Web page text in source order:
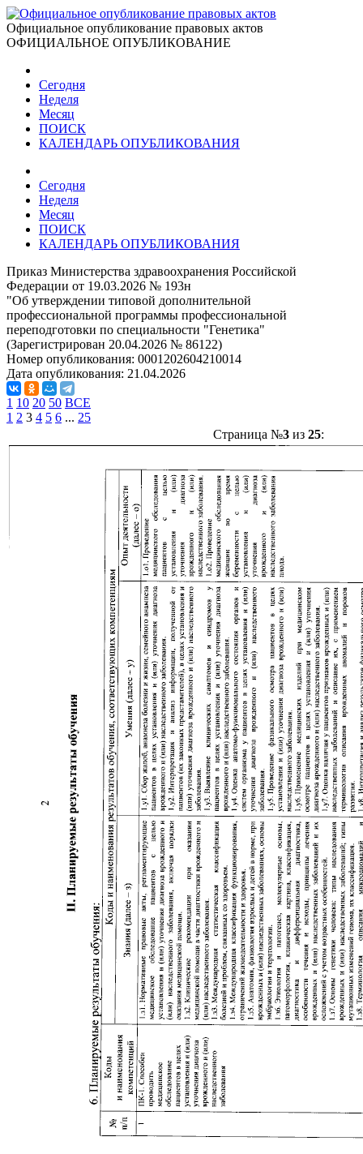
Официальное опубликование правовых актов
ОФИЦИАЛЬНОЕ ОПУБЛИКОВАНИЕ
Сегодня
Неделя
Месяц
ПОИСК
КАЛЕНДАРЬ ОПУБЛИКОВАНИЯ
Сегодня
Неделя
Месяц
ПОИСК
КАЛЕНДАРЬ ОПУБЛИКОВАНИЯ
Приказ Министерства здравоохранения Российской
Федерации от 19.03.2026 № 193н
"Об утверждении типовой дополнительной
профессиональной программы профессиональной
переподготовки по специальности "Генетика"
(Зарегистрирован 20.04.2026 № 86122)
Номер опубликования: 0001202604210014
Дата опубликования: 21.04.2026
1 10 20 50 ВСЕ
1 2 3 4 5 6 ... 25
Страница №3из 25: